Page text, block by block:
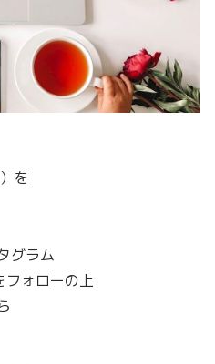
を
グラム
フォローの上